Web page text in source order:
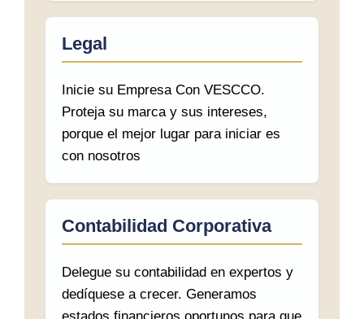
Legal
Inicie su Empresa Con VESCCO.
Proteja su marca y sus intereses,
porque el mejor lugar para iniciar es
con nosotros
Contabilidad Corporativa
Delegue su contabilidad en expertos y
dedíquese a crecer. Generamos